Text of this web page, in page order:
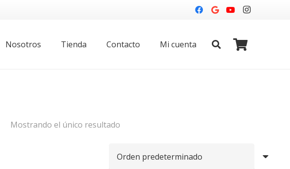
Nosotros Tienda Contacto Mi cuenta
Mostrando el único resultado